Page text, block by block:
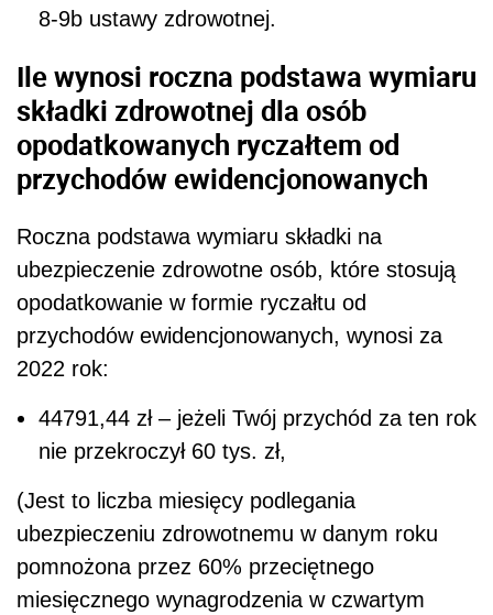
8-9b ustawy zdrowotnej.
Ile wynosi roczna podstawa wymiaru
składki zdrowotnej dla osób
opodatkowanych ryczałtem od
przychodów ewidencjonowanych
Roczna podstawa wymiaru składki na
ubezpieczenie zdrowotne osób, które stosują
opodatkowanie w formie ryczałtu od
przychodów ewidencjonowanych, wynosi za
2022 rok:
44791,44 zł – jeżeli Twój przychód za ten rok
nie przekroczył 60 tys. zł,
(Jest to liczba miesięcy podlegania
ubezpieczeniu zdrowotnemu w danym roku
pomnożona przez 60% przeciętnego
miesięcznego wynagrodzenia w czwartym